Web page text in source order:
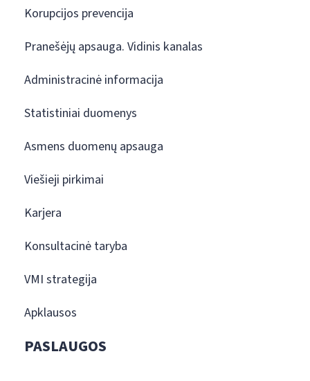
Korupcijos prevencija
Pranešėjų apsauga. Vidinis kanalas
Administracinė informacija
Statistiniai duomenys
Asmens duomenų apsauga
Viešieji pirkimai
Karjera
Konsultacinė taryba
VMI strategija
Apklausos
PASLAUGOS